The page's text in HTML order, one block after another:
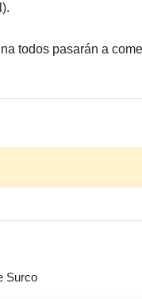
todos pasarán a
Surco